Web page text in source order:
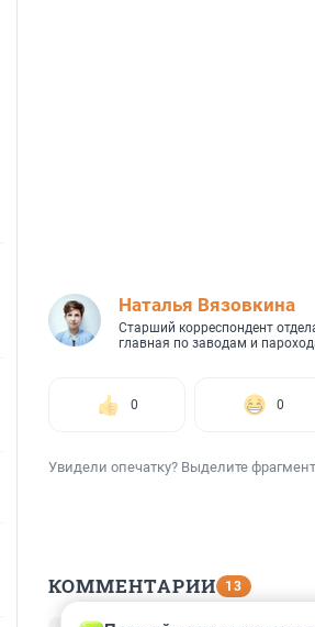
Наталья Вязовкина
Старший корреспондент
главная по заводам и
0 0
Увидели опечатку? Выделите
КОММЕНТАРИИ 13